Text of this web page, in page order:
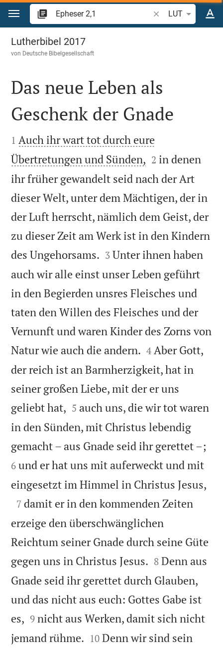
Zum Inhalt springen
Bibelstelle oder
LUT
Epheser 2
Lutherbibel 2017
von Deutsche Bibelgesellschaft

Das neue Leben als
Geschenk der Gnade

1 Auch ihr wart tot durch eure
Übertretungen und Sünden, 

2 in denen
ihr früher gewandelt seid nach der Art
dieser Welt, unter dem Mächtigen, der in
der Luft herrscht, nämlich dem Geist, der
zu dieser Zeit am Werk ist in den Kindern
des Ungehorsams. 

3 Unter ihnen haben
auch wir alle einst unser Leben geführt
in den Begierden unsres Fleisches und
taten den Willen des Fleisches und der
Vernunft und waren Kinder des Zorns von
Natur wie auch die andern. 

4 Aber Gott,
der reich ist an Barmherzigkeit, hat in
seiner großen Liebe, mit der er uns
geliebt hat, 

5 auch uns, die wir tot waren
in den Sünden, mit Christus lebendig
gemacht – aus Gnade seid ihr gerettet –;
6 und er hat uns mit auferweckt und mit
eingesetzt im Himmel in Christus Jesus,

7 damit er in den kommenden Zeiten
erzeige den überschwänglichen
Reichtum seiner Gnade durch seine Güte
gegen uns in Christus Jesus. 

8 Denn aus
Gnade seid ihr gerettet durch Glauben,
und das nicht aus euch: Gottes Gabe ist
es, 

9 nicht aus Werken, damit sich nicht
jemand rühme. 

10 Denn wir sind sein